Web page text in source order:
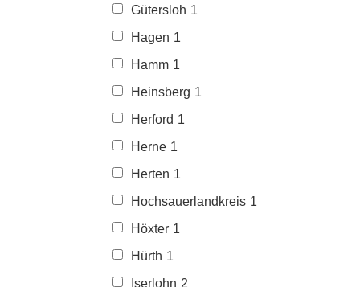
Gütersloh 1
Hagen 1
Hamm 1
Heinsberg 1
Herford 1
Herne 1
Herten 1
Hochsauerlandkreis 1
Höxter 1
Hürth 1
Iserlohn 2